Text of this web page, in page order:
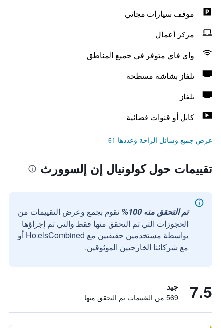
موقف سيارات مجاني
مركز أعمال
واي فاي متوفر في جميع المناطق
تلفاز بشاشة مسطحة
تلفاز
كابل أو قنوات فضائية
عرض جميع وسائل الراحة وعددها 61
تقييمات حول كولونيال إن إلسوورث
تم التحقق منه 100%
نقوم بجمع وعرض التقييمات من
الحجوزات التي تم التحقق منها فقط والتي تم إجراؤها
بواسطة مستخدمين حقيقيين مع HotelsCombined أو
مع شركائنا الخارجيين الموثوقين.
7.5 جيد
569 من التقييمات تم التحقق منها